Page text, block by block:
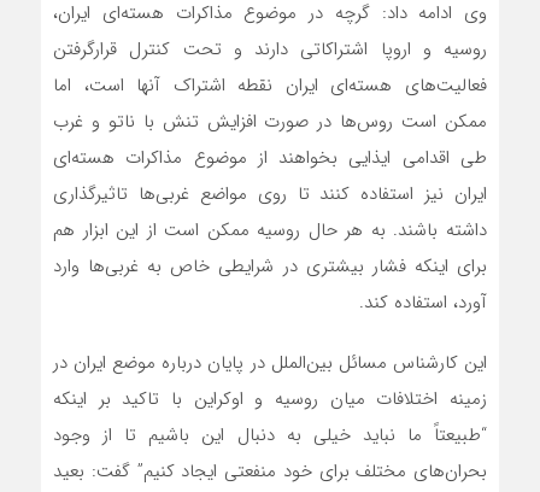
وی ادامه داد: گرچه در موضوع مذاکرات هسته‌ای ایران،
روسیه و اروپا اشتراکاتی دارند و تحت کنترل قرارگرفتن
فعالیت‌های هسته‌ای ایران نقطه اشتراک آنها است، اما
ممکن است روس‌ها در صورت افزایش تنش با ناتو و غرب
طی اقدامی ایذایی بخواهند از موضوع مذاکرات هسته‌ای
ایران نیز استفاده کنند تا روی مواضع غربی‌ها تاثیرگذاری
داشته باشند. به هر حال روسیه ممکن است از این ابزار هم
برای اینکه فشار بیشتری در شرایطی خاص به غربی‌ها وارد
آورد، استفاده کند.
این کارشناس مسائل بین‌الملل در پایان درباره موضع ایران در
زمینه اختلافات میان روسیه و اوکراین با تاکید بر اینکه
“طبیعتاً ما نباید خیلی به دنبال این باشیم تا از وجود
بحران‌های مختلف برای خود منفعتی ایجاد کنیم” گفت: بعید